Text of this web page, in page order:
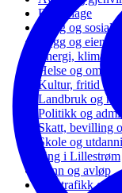
Barnehage
Bolig og sosiale
Bygg og eiendom
Energi, klima
Helse og omsorg
Kultur, fritid og
Landbruk og
Politikk og
Skatt, bevilling
Skole og
Ung i Lillestrøm
Vann og avløp
Vei, trafikk og